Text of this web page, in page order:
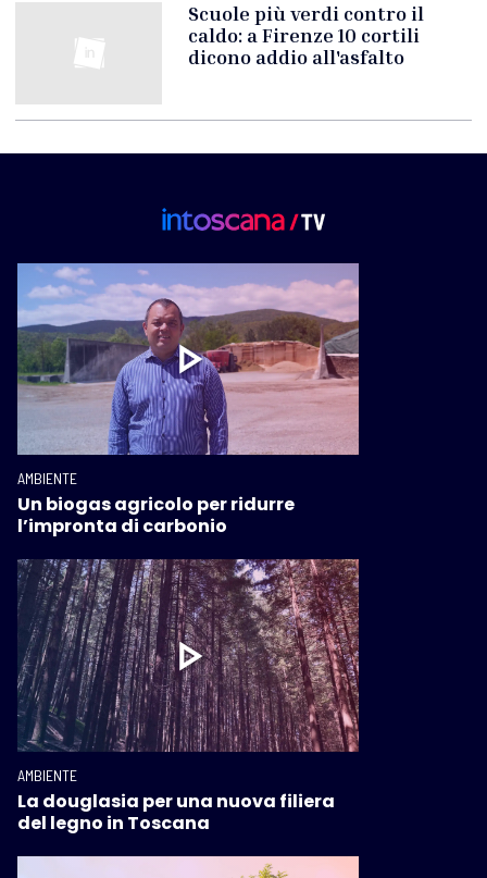
Scuole più verdi contro il
caldo: a Firenze 10 cortili
dicono addio all'asfalto
AMBIENTE
Un biogas agricolo per ridurre
l’impronta di carbonio
AMBIENTE
La douglasia per una nuova filiera
del legno in Toscana